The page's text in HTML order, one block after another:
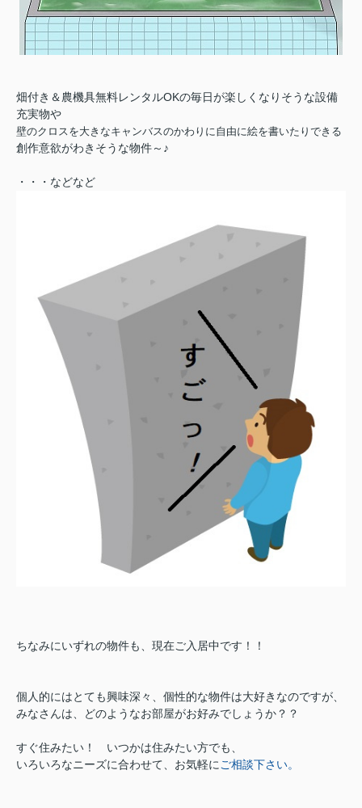
畑付き＆農機具無料レンタルOKの毎日が楽しくなりそうな設備
充実物や
壁のクロスを大きなキャンバスのかわりに自由に絵を書いたりできる
創作意欲がわきそうな物件～♪
・・・などなど
ちなみにいずれの物件も、現在ご入居中です！！
個人的にはとても興味深々、個性的な物件は大好きなのですが、
みなさんは、どのようなお部屋がお好みでしょうか？？
すぐ住みたい！ いつかは住みたい方でも、
いろいろなニーズに合わせて、お気軽に ご相談下さい。